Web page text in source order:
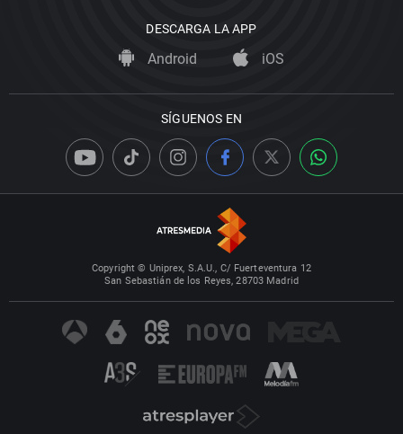
DESCARGA LA APP
Android iOS
SÍGUENOS EN
Copyright © Uniprex, S.A.U., C/ Fuerteventura 12
San Sebastián de los Reyes, 28703 Madrid